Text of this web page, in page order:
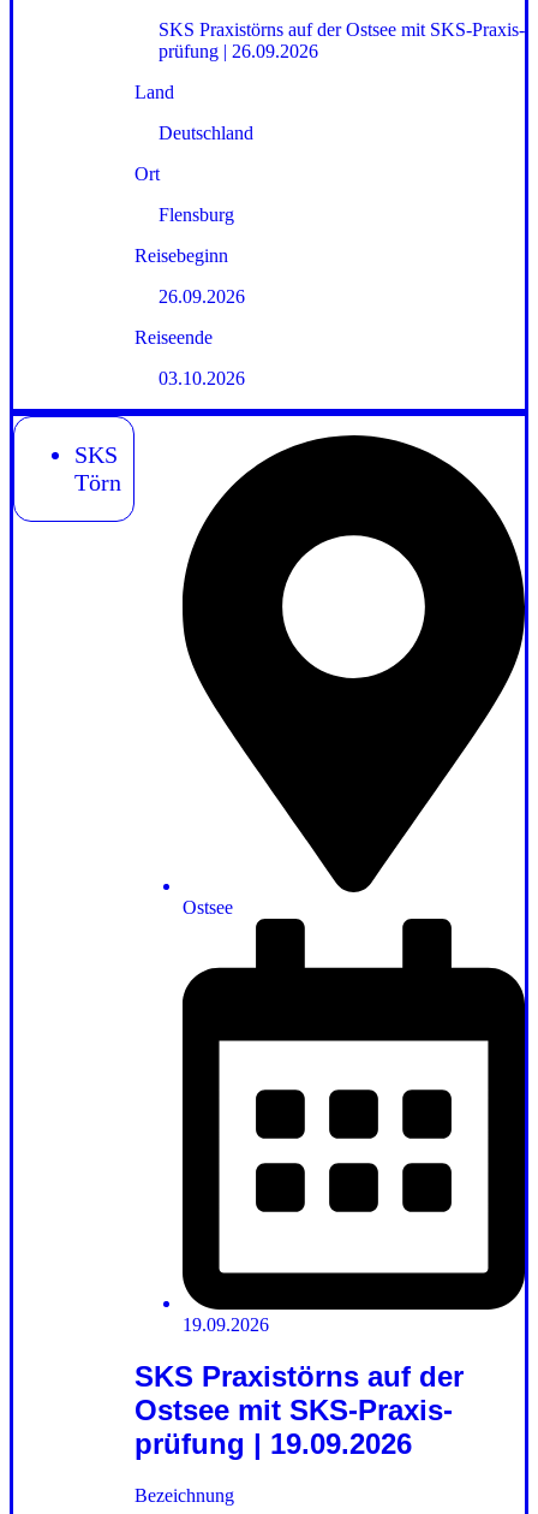
SKS Praxistörns auf der Ostsee mit SKS-Praxis­
prüfung | 26.09.2026
Land
Deutschland
Ort
Flensburg
Reisebeginn
26.09.2026
Reiseende
03.10.2026
SKS
Törn
Ostsee
19.09.2026
SKS Praxistörns auf der
Ostsee mit SKS-Praxis­
prüfung | 19.09.2026
Bezeichnung